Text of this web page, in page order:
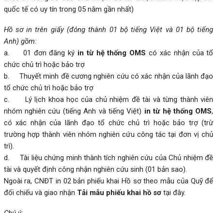
quốc tế có uy tín trong 05 năm gần nhất)
Hồ sơ in trên giấy (đóng thành 01 bộ tiếng Việt và 01 bộ tiếng
Anh) gồm:
a. 01 đơn đăng ký in từ hệ thống OMS có xác nhận của tổ
chức chủ trì hoặc bảo trợ
b. Thuyết minh đề cương nghiên cứu có xác nhận của lãnh đạo
tổ chức chủ trì hoặc bảo trợ
c. Lý lịch khoa học của chủ nhiệm đề tài và từng thành viên
nhóm nghiên cứu (tiếng Anh và tiếng Việt) in từ hệ thống OMS,
có xác nhận của lãnh đạo tổ chức chủ trì hoặc bảo trợ (trừ
trường hợp thành viên nhóm nghiên cứu công tác tại đơn vị chủ
trì).
d. Tài liệu chứng minh thành tích nghiên cứu của Chủ nhiệm đề
tài và quyết định công nhận nghiên cứu sinh (01 bản sao).
Ngoài ra, CNĐT in 02 bản phiếu khai Hồ sơ theo mẫu của Quỹ để
đối chiếu và giao nhận Tải mẫu phiếu khai hồ sơtại đây.